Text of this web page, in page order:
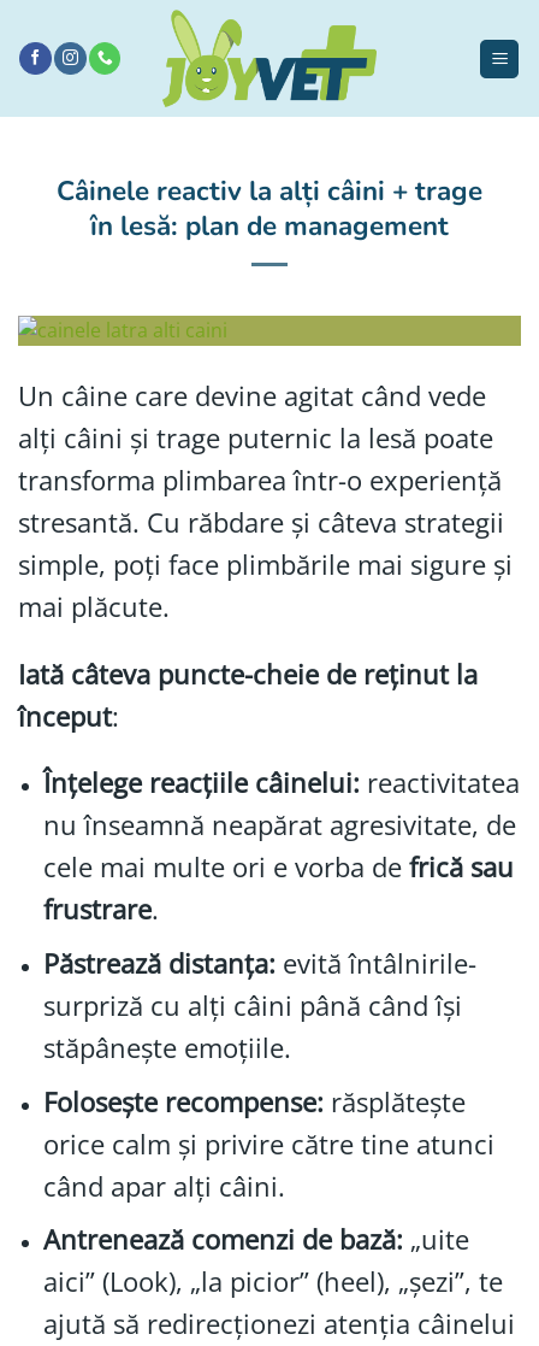
conținut
Câinele reactiv la alți câini + trage
în lesă: plan de management
Un câine care devine agitat când vede
alți câini și trage puternic la lesă poate
transforma plimbarea într-o experiență
stresantă. Cu răbdare și câteva strategii
simple, poți face plimbările mai sigure și
mai plăcute.
Iată câteva puncte-cheie de reținut la
început:
Înțelege reacțiile câinelui: reactivitatea
nu înseamnă neapărat agresivitate, de
cele mai multe ori e vorba defrică sau
frustrare.
Păstrează distanța: evită întâlnirile-
surpriză cu alți câini până când își
stăpânește emoțiile.
Folosește recompense: răsplătește
orice calm și privire către tine atunci
când apar alți câini.
Antrenează comenzi de bază: „uite
aici” (Look), „la picior” (heel), „șezi”, te
ajută să redirecționezi atenția câinelui